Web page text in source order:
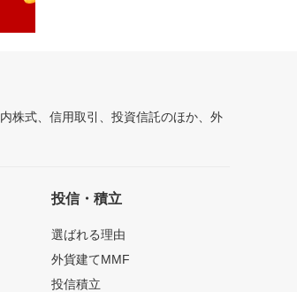
株式、信用取引、投資信託のほか、外
投信・積立
選ばれる理由
外貨建てMMF
投信積立